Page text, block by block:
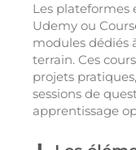
Les plateformes
Udemy ou
modules dédiés
terrain. Ces
projets
sessions de
apprentissage